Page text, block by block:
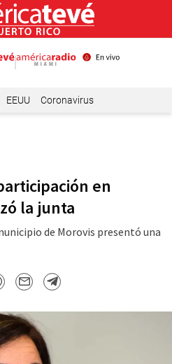
EEUU Coronavirus
en
la junta
de Morovis presentó una